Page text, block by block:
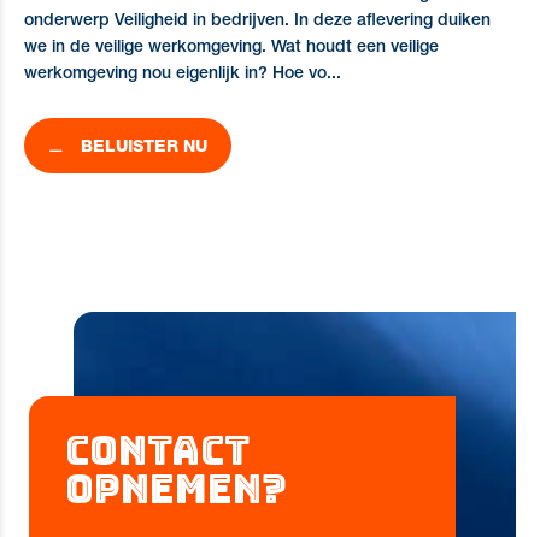
onderwerp Veiligheid in bedrijven. In deze aflevering duiken
we in de veilige werkomgeving. Wat houdt een veilige
werkomgeving nou eigenlijk in? Hoe vo...
BELUISTER NU
Contact
opnemen?